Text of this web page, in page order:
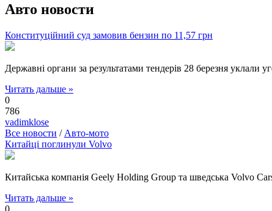
Авто новости
Конституційний суд замовив бензин по 11,57 грн
Державні органи за результатами тендерів 28 березня
Читать дальше »
0
786
vadimklose
Все новости / Авто-мото
Китайці поглинули Volvo
Китайська компанія Geely Holding Group та шведська Volvo
Читать дальше »
0